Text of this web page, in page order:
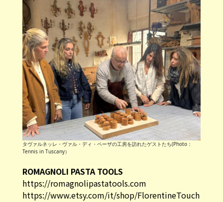
タヴァルネッレ・ヴァル・ディ・ペーザの工房を訪れたゲストたち(Photo：
Tennis in Tuscany）
ROMAGNOLI PASTA TOOLS
https://romagnolipastatools.com
https://www.etsy.com/it/shop/FlorentineTouch